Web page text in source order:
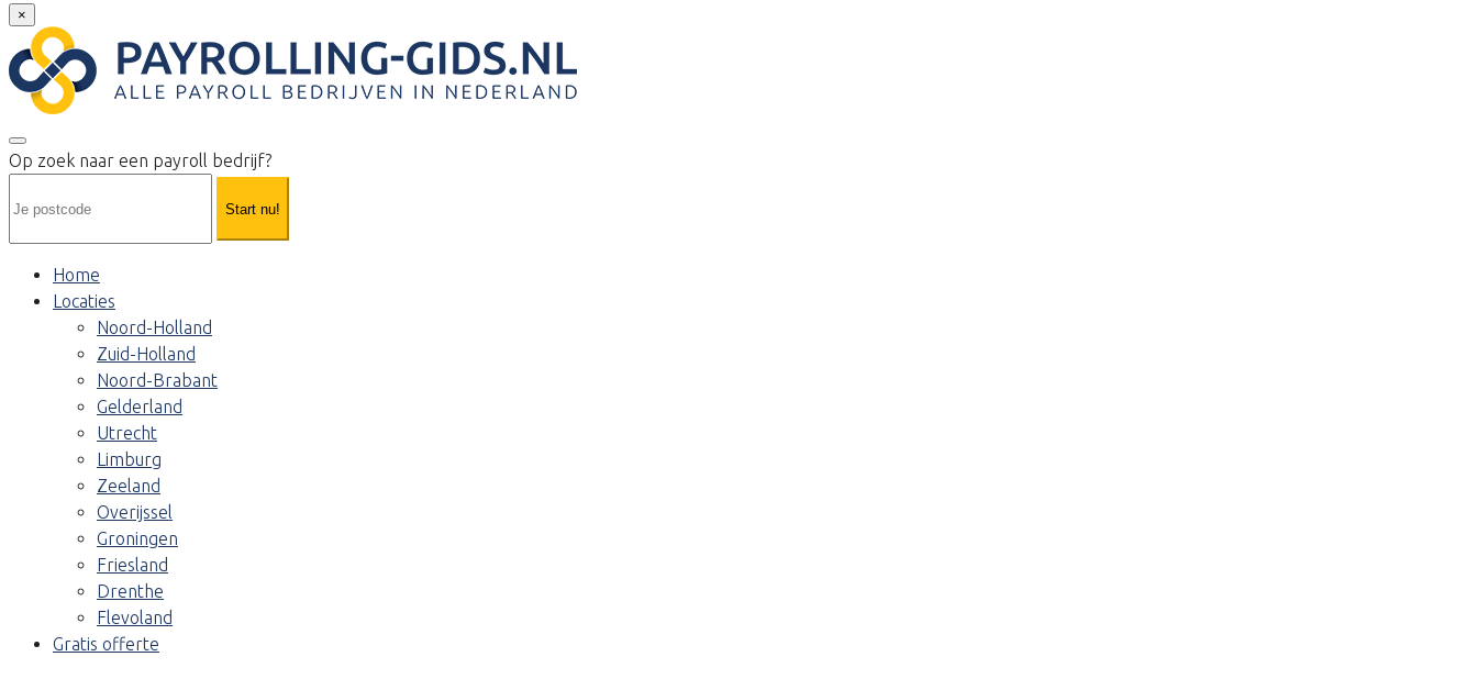
×
Op zoek naar een payroll bedrijf?
Start nu!
Home
Locaties
Noord-Holland
Zuid-Holland
Noord-Brabant
Gelderland
Utrecht
Limburg
Zeeland
Overijssel
Groningen
Friesland
Drenthe
Flevoland
Gratis offerte